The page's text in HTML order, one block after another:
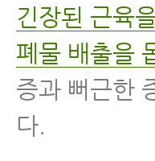
긴장된 근육
폐물 배출을
증과 뻐근한
다.